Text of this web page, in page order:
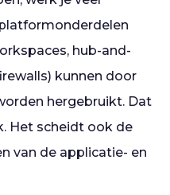
hub-and-
kunnen door
hergebruikt. Dat
Het scheidt ook de
van de applicatie- en